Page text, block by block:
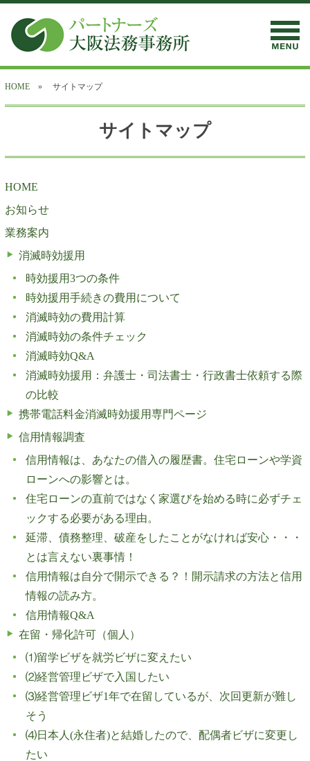
HOME» サイトマップ
サイトマップ
HOME
お知らせ
業務案内
消滅時効援用
時効援用3つの条件
時効援用手続きの費用について
消滅時効の費用計算
消滅時効の条件チェック
消滅時効Q&A
消滅時効援用：弁護士・司法書士・行政書士依頼する際
の比較
携帯電話料金消滅時効援用専門ページ
信用情報調査
信用情報は、あなたの借入の履歴書。住宅ローンや学資
ローンへの影響とは。
住宅ローンの直前ではなく家選びを始める時に必ずチェ
ックする必要がある理由。
延滞、債務整理、破産をしたことがなければ安心・・・
とは言えない裏事情！
信用情報は自分で開示できる？！開示請求の方法と信用
情報の読み方。
信用情報Q&A
在留・帰化許可（個人）
⑴留学ビザを就労ビザに変えたい
⑵経営管理ビザで入国したい
⑶経営管理ビザ1年で在留しているが、次回更新が難し
そう
⑷日本人(永住者)と結婚したので、配偶者ビザに変更し
たい